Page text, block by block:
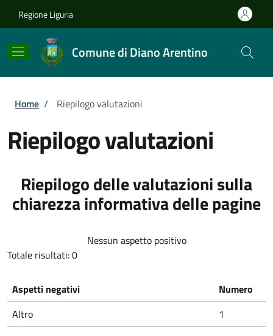
Regione Liguria
Comune di Diano Arentino
Briciole di pane
Home / Riepilogo valutazioni
Riepilogo valutazioni
Riepilogo delle valutazioni sulla
chiarezza informativa delle pagine
Nessun aspetto positivo
Totale risultati: 0
Aspetti negativi
Numero
Altro
1